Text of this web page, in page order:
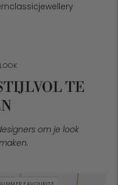
TE
om je look